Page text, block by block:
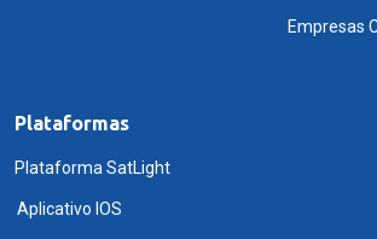
Empresas
Plataformas
Plataforma SatLight
Aplicativo IOS